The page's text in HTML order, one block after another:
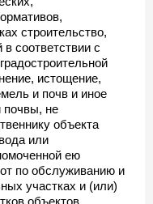
строительство,
соответствии с
истощение,
и почв и иное
почвы, не
объекта
или
ею
по обслуживанию и
участках и (или)
объектов